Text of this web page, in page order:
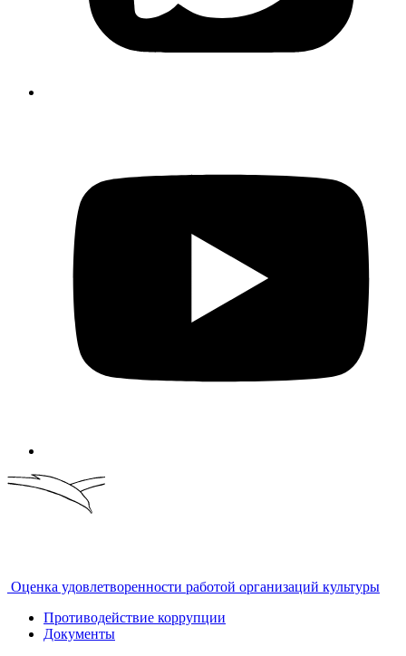
Оценка удовлетворенности работой организаций культуры
Противодействие коррупции
Документы